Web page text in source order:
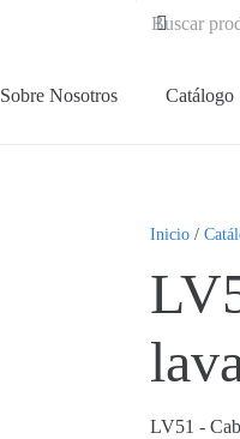
Sobre Nosotros Catálogo
Inicio/
LV51 -